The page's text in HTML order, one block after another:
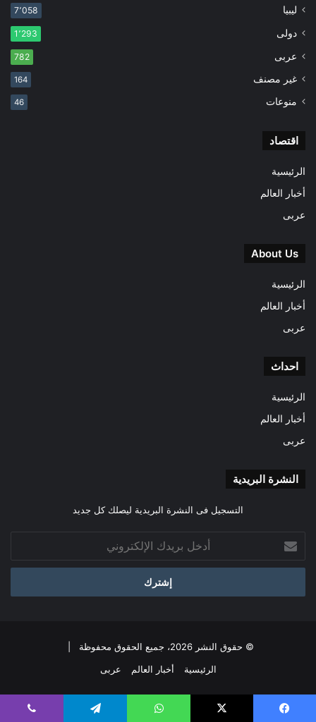
ليبيا 7٬058
دولى 1٬293
عربى 782
غير مصنف 164
منوعات 46
اقتصاد
الرئيسية
أخبار العالم
عربى
About Us
الرئيسية
أخبار العالم
عربى
احداث
الرئيسية
أخبار العالم
عربى
النشرة البريدية
التسجيل فى النشرة البريدية ليصلك كل جديد
بريدك
الإلكتروني
© حقوق النشر 2026، جميع الحقوق محفوظة |
الرئيسية
أخبار العالم عربى